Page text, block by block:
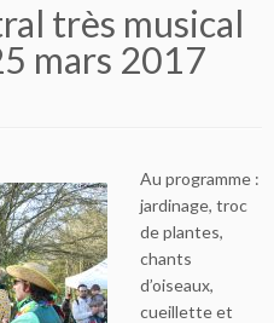
très musical
mars 2017
Au programme :
jardinage, troc
de plantes,
chants
d’oiseaux,
cueillette et